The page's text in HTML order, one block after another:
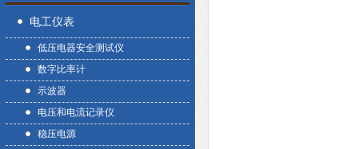
电工仪表
低压电器安全测试仪
数字比率计
示波器
电压和电流记录仪
稳压电源